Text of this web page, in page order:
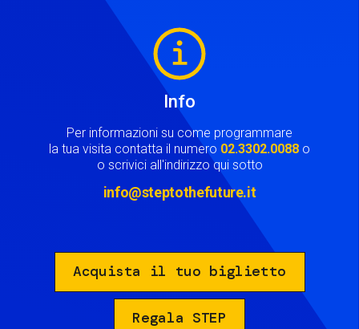
Info
Per informazioni su come programmare
la tua visita contatta il numero 02.3302.0088 o
o scrivici all'indirizzo qui sotto
info@steptothefuture.it
Acquista il tuo biglietto
Regala STEP